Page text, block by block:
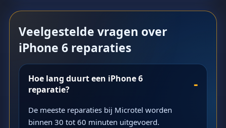
Veelgestelde vragen over
iPhone 6 reparaties
Hoe lang duurt een iPhone 6
reparatie?
De meeste reparaties bij Microtel worden
binnen 30 tot 60 minuten uitgevoerd.